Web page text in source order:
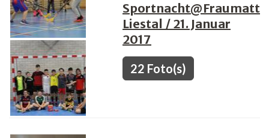
Sportnacht@Fraumatt
Liestal / 21. Januar
2017
22 Foto(s)